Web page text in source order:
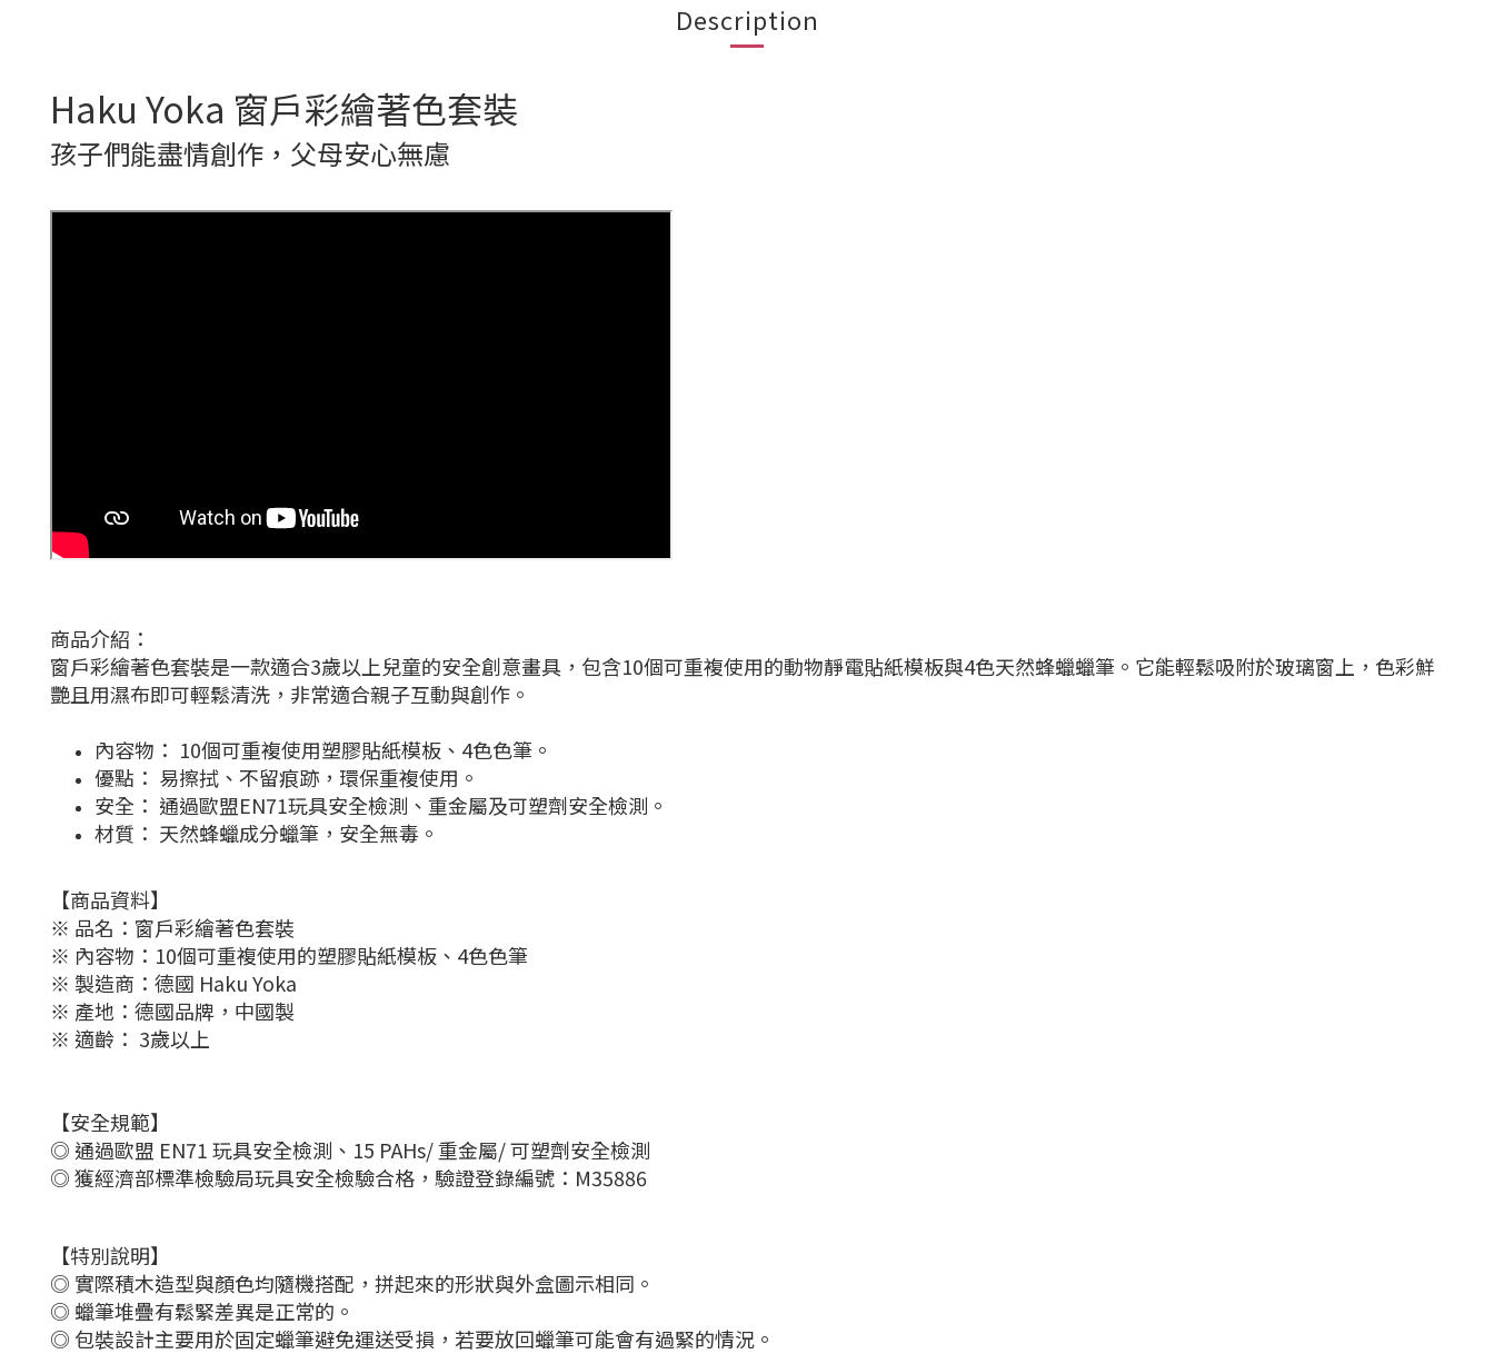
Description
Haku Yoka 窗戶彩繪著色套裝
孩子們能盡情創作，父母安心無慮
商品介紹：
窗戶彩繪著色套裝是一款適合3歲以上兒童的安全創意畫具，包含10個可重複使用的動物靜電貼紙模板與4色天然蜂蠟蠟筆。它能輕鬆吸附於玻璃窗上，色彩鮮
艷且用濕布即可輕鬆清洗，非常適合親子互動與創作。
內容物： 10個可重複使用塑膠貼紙模板、4色色筆。
優點： 易擦拭、不留痕跡，環保重複使用。
安全： 通過歐盟EN71玩具安全檢測、重金屬及可塑劑安全檢測。
材質： 天然蜂蠟成分蠟筆，安全無毒。
【商品資料】
※ 品名：窗戶彩繪著色套裝
※ 內容物：10個可重複使用的塑膠貼紙模板、4色色筆
※ 製造商：德國 Haku Yoka
※ 產地：德國品牌，中國製
※ 適齡： 3歲以上
【安全規範】
◎ 通過歐盟 EN71 玩具安全檢測、15 PAHs/ 重金屬/ 可塑劑安全檢測
◎ 獲經濟部標準檢驗局玩具安全檢驗合格，驗證登錄編號：M35886
【特別說明】
◎ 實際積木造型與顏色均隨機搭配，拼起來的形狀與外盒圖示相同。
◎ 蠟筆堆疊有鬆緊差異是正常的。
◎ 包裝設計主要用於固定蠟筆避免運送受損，若要放回蠟筆可能會有過緊的情況。